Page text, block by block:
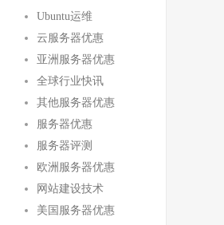
Ubuntu运维
云服务器优惠
亚洲服务器优惠
全球行业快讯
其他服务器优惠
服务器优惠
服务器评测
欧洲服务器优惠
网站建设技术
美国服务器优惠